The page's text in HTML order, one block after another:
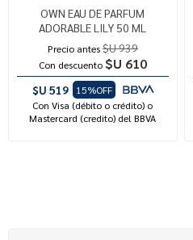
OWN EAU DE PARFUM
ADORABLE LILY 50 ML
Precio antes$U 939
Con descuento $U 610
$U 519
15%OFF
Con Visa (débito o crédito) o
Mastercard (credito) del BBVA